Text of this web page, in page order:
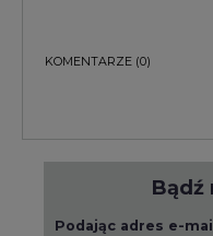
KOMENTARZE (0)
Bądź
Podając adres e-